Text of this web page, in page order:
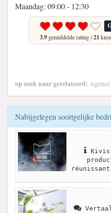
Maandag: 09:00 - 12:30
3.9 gemiddelde rating /21
op zoek naar gerelateerd:
Nabijgelegen soortgelijke